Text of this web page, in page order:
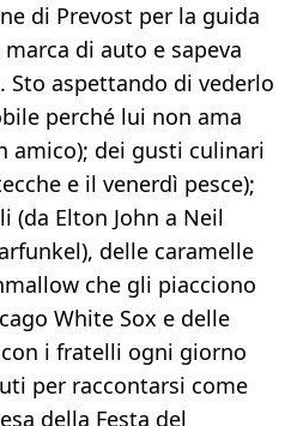
di Prevost per la guida
di auto e sapeva
Sto aspettando di vederlo
perché lui non ama
amico); dei gusti culinari
e il venerdì pesce);
(da Elton John a Neil
delle caramelle
che gli piacciono
White Sox e delle
i fratelli ogni giorno
per raccontarsi come
della Festa del